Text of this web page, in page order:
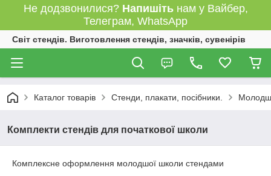
Не додзвонилися? Напишітьнам у Вайбер,
Телеграм, WhatsApp
Світ стендів. Виготовлення стендів, значків, сувенірів
Каталог товарів Стенди, плакати, посібники.
Комплекти стендів для початкової школи
Комплексне оформлення молодшої школи стендами